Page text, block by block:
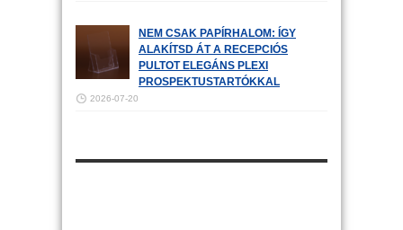
NEM CSAK PAPÍRHALOM: ÍGY
ALAKÍTSD ÁT A RECEPCIÓS
PULTOT ELEGÁNS PLEXI
PROSPEKTUSTARTÓKKAL
2026-07-20